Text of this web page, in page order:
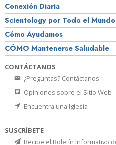
Conexión Diaria
Scientology por Todo el Mundo
Cómo Ayudamos
CÓMO Mantenerse Saludable
CONTÁCTANOS
¿Preguntas? Contáctanos
Opiniones sobre el Sitio Web
Encuentra una Iglesia
SUSCRÍBETE
Recibe el Boletín Informativo